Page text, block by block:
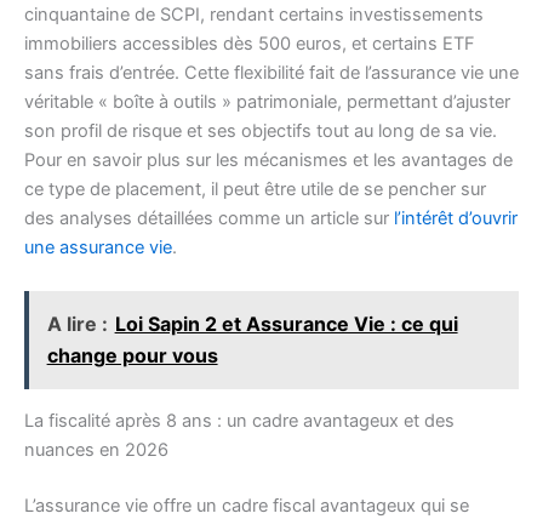
cinquantaine de SCPI, rendant certains investissements
immobiliers accessibles dès 500 euros, et certains ETF
sans frais d’entrée. Cette flexibilité fait de l’assurance vie une
véritable « boîte à outils » patrimoniale, permettant d’ajuster
son profil de risque et ses objectifs tout au long de sa vie.
Pour en savoir plus sur les mécanismes et les avantages de
ce type de placement, il peut être utile de se pencher sur
des analyses détaillées comme un article sur l’intérêt d’ouvrir
une assurance vie.
A lire : Loi Sapin 2 et Assurance Vie : ce qui
change pour vous
La fiscalité après 8 ans : un cadre avantageux et des
nuances en 2026
L’assurance vie offre un cadre fiscal avantageux qui se